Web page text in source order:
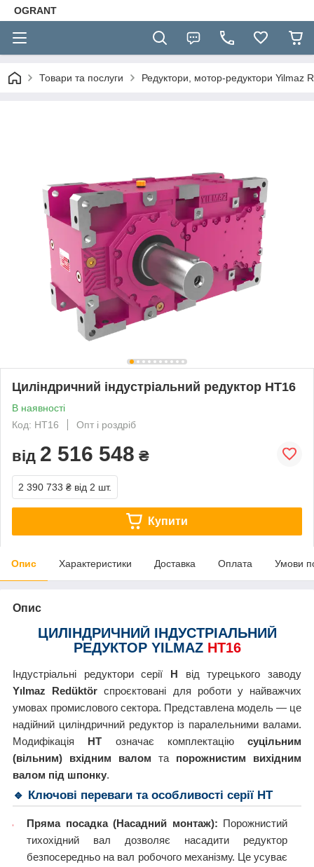
OGRANT
Товари та послуги Редуктори, мотор-редуктори Yilmaz
Циліндричний індустріальний редуктор HT16
В наявності
Код: HT16
Опт і роздріб
від 2 516 548 ₴
2 390 733 ₴ від 2 шт.
Купити
Опис Характеристики Доставка Оплата Умови
Опис
ЦИЛІНДРИЧНИЙ ІНДУСТРІАЛЬНИЙ
РЕДУКТОР YILMAZ HT16
Індустріальні редуктори серії H
від турецького заводу
Yılmaz Redüktör спроєктовані для роботи у найважчих
умовах промислового сектора. Представлена модель — це
надійний циліндричний редуктор із паралельними валами.
Модифікація
HT означає комплектацію суцільним
(вільним) вхідним валом та порожнистим вихідним
валом під шпонку.
🔹 Ключові переваги та особливості серії HT
Пряма посадка (Насадний монтаж): Порожнистий
тихохідний вал дозволяє насадити редуктор
безпосередньо на вал робочого механізму. Це усуває